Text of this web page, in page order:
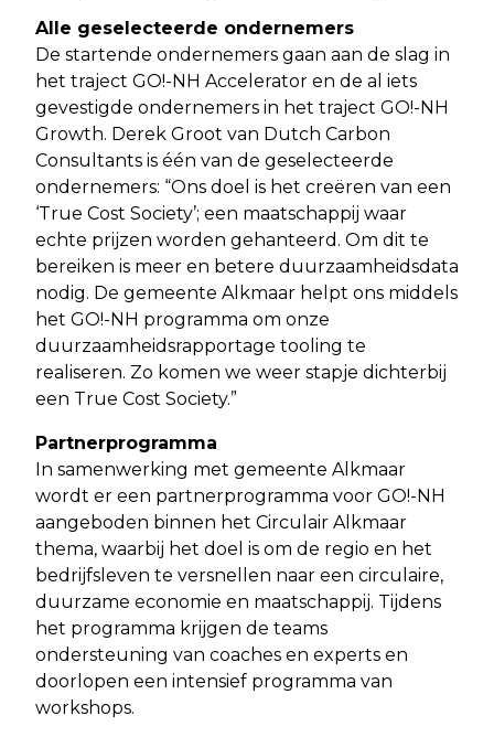
Alle geselecteerde ondernemers
De startende ondernemers gaan aan de slag in
het traject GO!-NH Accelerator en de al iets
gevestigde ondernemers in het traject GO!-NH
Growth. Derek Groot van Dutch Carbon
Consultants is één van de geselecteerde
ondernemers: “Ons doel is het creëren van een
‘True Cost Society’; een maatschappij waar
echte prijzen worden gehanteerd. Om dit te
bereiken is meer en betere duurzaamheidsdata
nodig. De gemeente Alkmaar helpt ons middels
het GO!-NH programma om onze
duurzaamheidsrapportage tooling te
realiseren. Zo komen we weer stapje dichterbij
een True Cost Society.”
Partnerprogramma
In samenwerking met gemeente Alkmaar
wordt er een partnerprogramma voor GO!-NH
aangeboden binnen het Circulair Alkmaar
thema, waarbij het doel is om de regio en het
bedrijfsleven te versnellen naar een circulaire,
duurzame economie en maatschappij. Tijdens
het programma krijgen de teams
ondersteuning van coaches en experts en
doorlopen een intensief programma van
workshops.